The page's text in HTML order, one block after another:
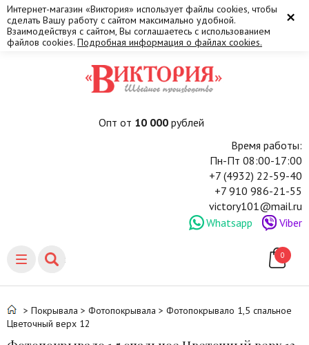
×
Интернет-магазин «Виктория» использует файлы cookies, чтобы
сделать Вашу работу с сайтом максимально удобной.
Взаимодействуя с сайтом, Вы соглашаетесь с использованием
файлов cookies. Подробная информация о файлах cookies.
Опт от 10 000рублей
Время работы:
Пн-Пт 08:00-17:00
+7 (4932) 22-59-40
+7 910 986-21-55
victory101@mail.ru
Whatsapp
Viber
0
> Покрывала > Фотопокрывала > Фотопокрывало 1,5 спальное
Цветочный верх 12